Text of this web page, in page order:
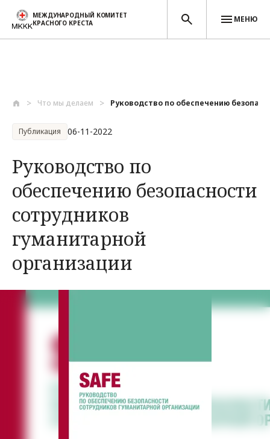
МЕЖДУНАРОДНЫЙ КОМИТЕТ
КРАСНОГО КРЕСТА
МЕНЮ
Что мы делаем Руководство по обеспечению
Публикация 06-11-2022
Руководство по
обеспечению безопасности
сотрудников
гуманитарной
организации